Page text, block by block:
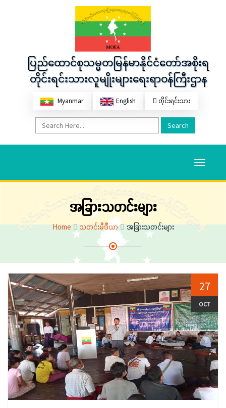
ပြည်ထောင်စုသမ္မတမြန်မာနိုင်ငံတော်အစိုးရ
တိုင်းရင်းသားလူမျိုးများရေးရာဝန်ကြီးဌာန
Myanmar English တိုင်းရင်းသား
Search
Toggle
အခြားသတင်းများ
Home သတင်းမီဒီယာ အခြားသတင်းများ
27
OCT